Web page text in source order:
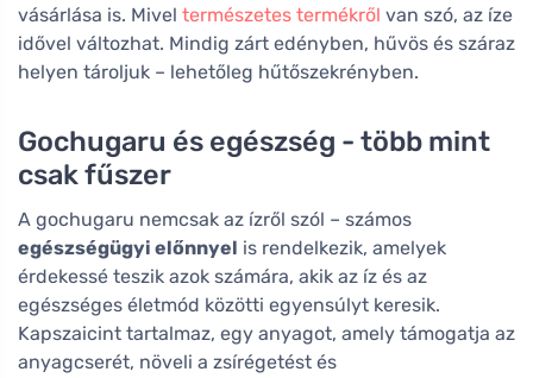
vásárlása is. Mivel természetes termékről van szó, az íze
idővel változhat. Mindig zárt edényben, hűvös és száraz
helyen tároljuk – lehetőleg hűtőszekrényben.
Gochugaru és egészség - több mint
csak fűszer
A gochugaru nemcsak az ízről szól – számos
egészségügyi előnnyel is rendelkezik, amelyek
érdekessé teszik azok számára, akik az íz és az
egészséges életmód közötti egyensúlyt keresik.
Kapszaicint tartalmaz, egy anyagot, amely támogatja az
anyagcserét, növeli a zsírégetést és